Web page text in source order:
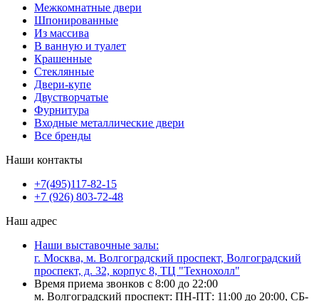
Межкомнатные двери
Шпонированные
Из массива
В ванную и туалет
Крашенные
Стеклянные
Двери-купе
Двустворчатые
Фурнитура
Входные металлические двери
Все бренды
Наши контакты
+7(495)117-82-15
+7 (926) 803-72-48
Наш адрес
Наши выставочные залы:
г. Москва, м. Волгоградский проспект, Волгоградский
проспект, д. 32, корпус 8, ТЦ "Технохолл"
Время приема звонков с 8:00 до 22:00
м. Волгоградский проспект: ПН-ПТ: 11:00 до 20:00, СБ-